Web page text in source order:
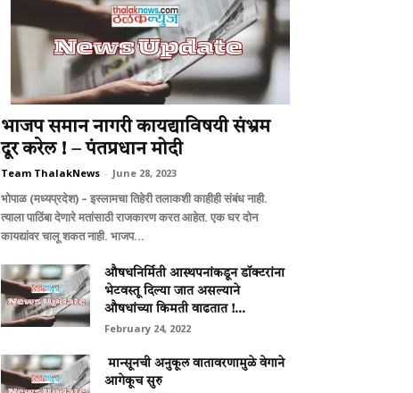
भाजप समान नागरी कायद्याविषयी संभ्रम
दूर करेल ! – पंतप्रधान मोदी
Team ThalakNews - June 28, 2023
भोपाळ (मध्यप्रदेश) – इस्लामचा तिहेरी तलाकशी काहीही संबंध नाही.
त्याला पाठिंबा देणारे मतांसाठी राजकारण करत आहेत. एक घर दोन
कायद्यांवर चालू शकत नाही. भाजप...
औषधनिर्मिती आस्थपनांकडून डॉक्टरांना
भेटवस्तू दिल्या जात असल्याने
औषधांच्या किमती वाढतात !...
February 24, 2022
मान्सूनची अनुकूल वातावरणामुळे वेगाने
आगेकूच सुरु